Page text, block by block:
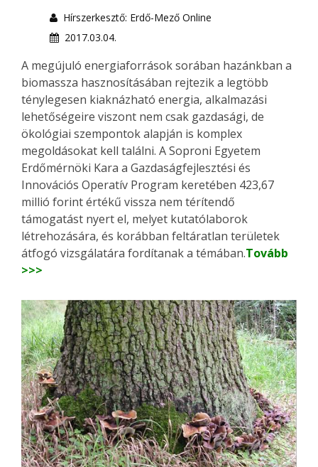
Hírszerkesztő: Erdő-Mező Online
2017.03.04.
A megújuló energiaforrások sorában hazánkban a
biomassza hasznosításában rejtezik a legtöbb
ténylegesen kiaknázható energia, alkalmazási
lehetőségeire viszont nem csak gazdasági, de
ökológiai szempontok alapján is komplex
megoldásokat kell találni. A Soproni Egyetem
Erdőmérnöki Kara a Gazdaságfejlesztési és
Innovációs Operatív Program keretében 423,67
millió forint értékű vissza nem térítendő
támogatást nyert el, melyet kutatólaborok
létrehozására, és korábban feltáratlan területek
átfogó vizsgálatára fordítanak a témában.Tovább
>>>